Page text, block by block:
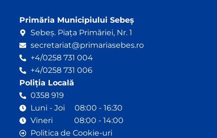
Primăria Municipiului Sebeș
Sebeș. Piața Primăriei, Nr. 1
secretariat@primariasebes.ro
+4/0258 731 004
+4/0258 731 006
Poliția Locală
0358 919
Luni - Joi 08:00 - 16:30
Vineri 08:00 - 14:00
Politica de Cookie-uri